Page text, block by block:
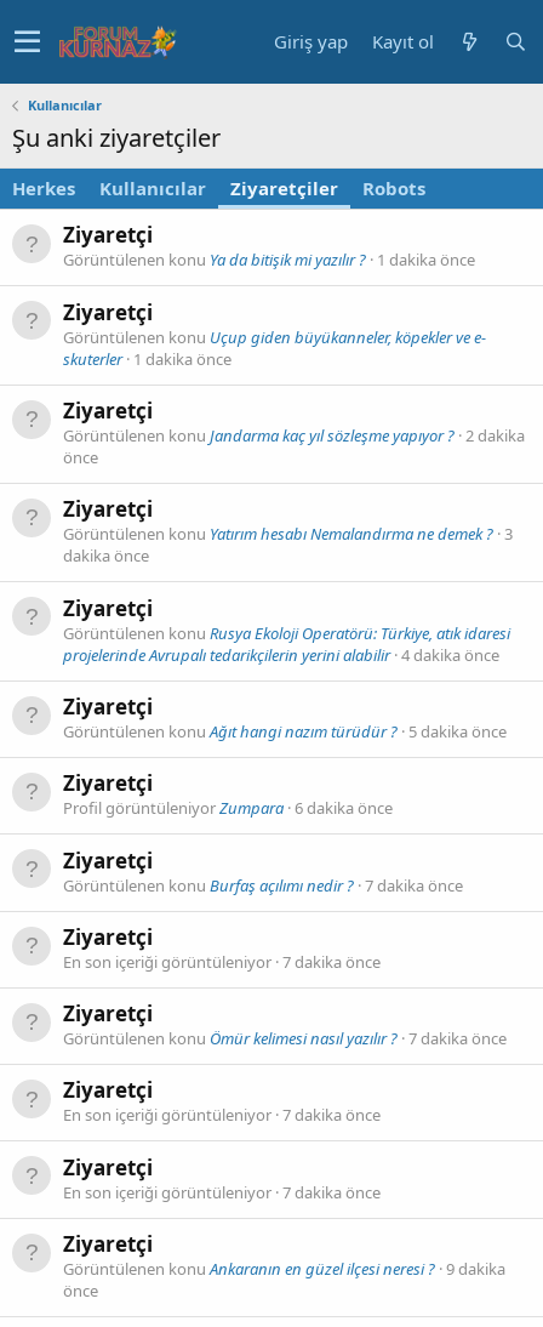
Giriş yap Kayıt ol
Kullanıcılar
Şu anki ziyaretçiler
Herkes Kullanıcılar Ziyaretçiler Robots
Ziyaretçi
Görüntülenen konu Ya da bitişik mi yazılır ? 1 dakika önce
Ziyaretçi
Görüntülenen konu Uçup giden büyükanneler, köpekler ve e-
skuterler 1 dakika önce
Ziyaretçi
Görüntülenen konu Jandarma kaç yıl sözleşme yapıyor ? 2 dakika
önce
Ziyaretçi
Görüntülenen konu Yatırım hesabı Nemalandırma ne demek ? 3
dakika önce
Ziyaretçi
Görüntülenen konu Rusya Ekoloji Operatörü: Türkiye, atık idaresi
projelerinde Avrupalı tedarikçilerin yerini alabilir 4 dakika önce
Ziyaretçi
Görüntülenen konuAğıt hangi nazım türüdür ? 5 dakika önce
Ziyaretçi
Profil görüntüleniyorZumpara 6 dakika önce
Ziyaretçi
Görüntülenen konu Burfaş açılımı nedir ? 7 dakika önce
Ziyaretçi
En son içeriği görüntüleniyor 7 dakika önce
Ziyaretçi
Görüntülenen konu Ömür kelimesi nasıl yazılır ? 7 dakika önce
Ziyaretçi
En son içeriği görüntüleniyor 7 dakika önce
Ziyaretçi
En son içeriği görüntüleniyor 7 dakika önce
Ziyaretçi
Görüntülenen konuAnkaranın en güzel ilçesi neresi ? 9 dakika
önce